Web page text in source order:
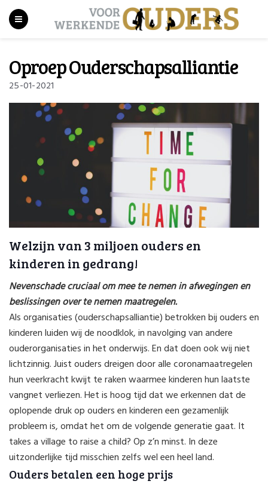
Oproep Ouderschapsalliantie
25-01-2021
Welzijn van 3 miljoen ouders en
kinderen in gedrang!
Nevenschade cruciaal om mee te nemen in afwegingen en
beslissingen over te nemen maatregelen.
Als organisaties (ouderschapsalliantie) betrokken bij ouders en
kinderen luiden wij de noodklok, in navolging van andere
ouderorganisaties in het onderwijs. En dat doen ook wij niet
lichtzinnig. Juist ouders dreigen door alle coronamaatregelen
hun veerkracht kwijt te raken waarmee kinderen hun laatste
vangnet verliezen. Het is hoog tijd dat we erkennen dat de
oplopende druk op ouders en kinderen een gezamenlijk
probleem is, omdat het om de volgende generatie gaat. It
takes a village to raise a child? Op z’n minst. In deze
uitzonderlijke tijd misschien zelfs wel een heel land.
Ouders betalen een hoge prijs